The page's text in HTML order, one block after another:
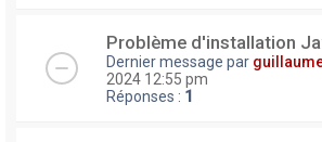
Problème d'installation
Dernier message par
2024 12:55 pm
Réponses : 1